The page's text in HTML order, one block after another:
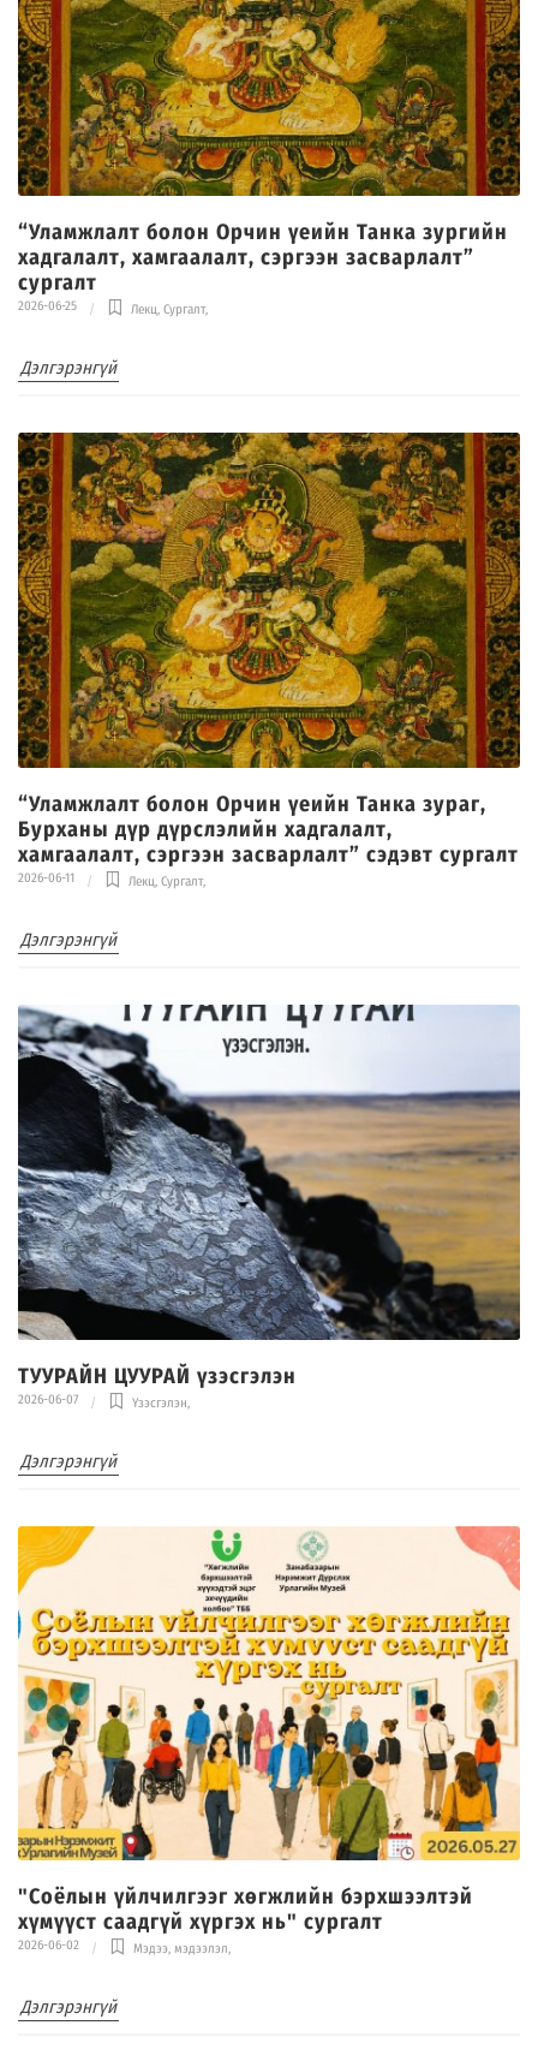
“Уламжлалт болон Орчин үеийн Танка зургийн
хадгалалт, хамгаалалт, сэргээн засварлалт”
сургалт
2026-06-25 Лекц, Сургалт,
Дэлгэрэнгүй
“Уламжлалт болон Орчин үеийн Танка зураг,
Бурханы дүр дүрслэлийн хадгалалт,
хамгаалалт, сэргээн засварлалт” сэдэвт сургалт
2026-06-11 Лекц, Сургалт,
Дэлгэрэнгүй
ТУУРАЙН ЦУУРАЙ үзэсгэлэн
2026-06-07 Үзэсгэлэн
Дэлгэрэнгүй
"Соёлын үйлчилгээг хөгжлийн бэрхшээлтэй
хүмүүст саадгүй хүргэх нь" сургалт
2026-06-02 Мэдээ, мэдээлэл,
Дэлгэрэнгүй